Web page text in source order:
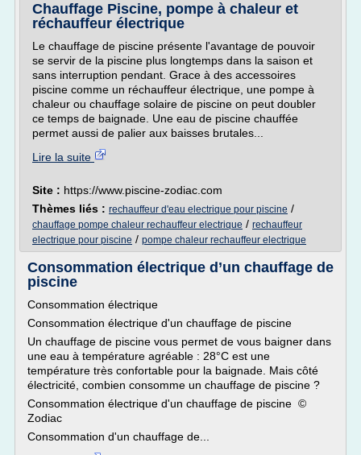
Chauffage Piscine, pompe à chaleur et
réchauffeur électrique
Le chauffage de piscine présente l'avantage de pouvoir
se servir de la piscine plus longtemps dans la saison et
sans interruption pendant. Grace à des accessoires
piscine comme un réchauffeur électrique, une pompe à
chaleur ou chauffage solaire de piscine on peut doubler
ce temps de baignade. Une eau de piscine chauffée
permet aussi de palier aux baisses brutales...
Lire la suite
Site : https://www.piscine-zodiac.com
Thèmes liés : rechauffeur d'eau electrique pour piscine /
chauffage pompe chaleur rechauffeur electrique / rechauffeur
electrique pour piscine / pompe chaleur rechauffeur electrique
Consommation électrique d’un chauffage de
piscine
Consommation électrique
Consommation électrique d'un chauffage de piscine
Un chauffage de piscine vous permet de vous baigner dans
une eau à température agréable : 28°C est une
température très confortable pour la baignade. Mais côté
électricité, combien consomme un chauffage de piscine ?
Consommation électrique d'un chauffage de piscine ©
Zodiac
Consommation d'un chauffage de...